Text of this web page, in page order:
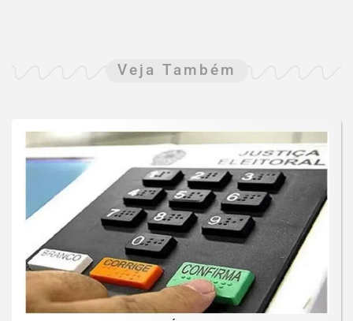
Veja Também